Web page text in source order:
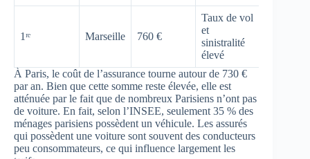
1ʳᵉ Marseille 760 €
Taux de vol
et
sinistralité
élevé
À Paris, le coût de l’assurance tourne autour de 730 €
par an. Bien que cette somme reste élevée, elle est
atténuée par le fait que de nombreux Parisiens n’ont pas
de voiture. En fait, selon l’INSEE, seulement 35 % des
ménages parisiens possèdent un véhicule. Les assurés
qui possèdent une voiture sont souvent des conducteurs
peu consommateurs, ce qui influence largement les